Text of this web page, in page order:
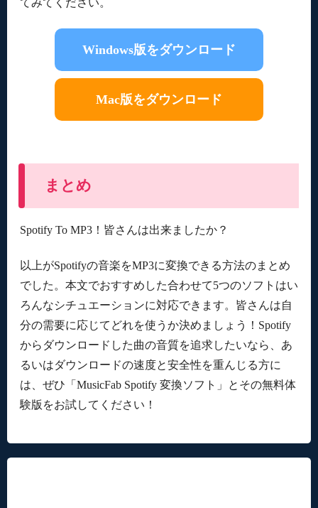
てみてください。
Windows版をダウンロード
Mac版をダウンロード
まとめ
Spotify To MP3！皆さんは出来ましたか？
以上がSpotifyの音楽をMP3に変換できる方法のまとめ
でした。本文でおすすめした合わせて5つのソフトはい
ろんなシチュエーションに対応できます。皆さんは自
分の需要に応じてどれを使うか決めましょう！Spotify
からダウンロードした曲の音質を追求したいなら、あ
るいはダウンロードの速度と安全性を重んじる方に
は、ぜひ「MusicFab Spotify 変換ソフト」とその無料体
験版をお試してください！